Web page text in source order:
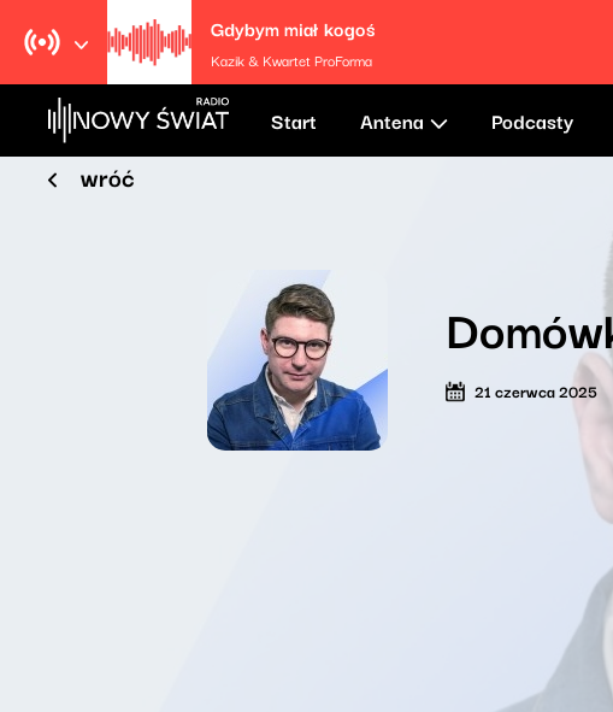
Gdybym miał kogoś
Kazik & Kwartet ProForma
Start Antena Podcasty
wróć
21 czerwca 2025